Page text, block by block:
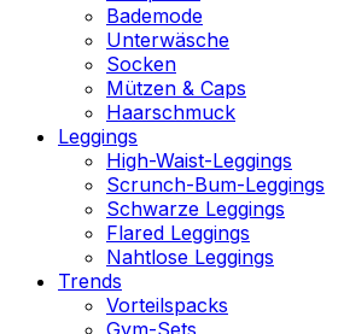
Bademode
Unterwäsche
Socken
Mützen & Caps
Haarschmuck
Leggings
High-Waist-Leggings
Scrunch-Bum-Leggings
Schwarze Leggings
Flared Leggings
Nahtlose Leggings
Trends
Vorteilspacks
Gym-Sets